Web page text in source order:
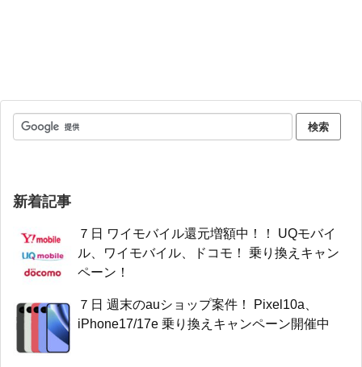
新着記事
７日 ワイモバイル還元増額中！！ UQモバイ
ル、ワイモバイル、ドコモ！ 乗り換えキャン
ペーン！
７日 週末のauショップ案件！ Pixel10a、
iPhone17/17e 乗り換えキャンペーン開催中